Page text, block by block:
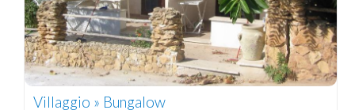
Villaggio » Bungalow